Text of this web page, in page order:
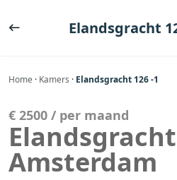
naar
Elandsgracht
Home · Kamers · Elandsgracht 126 -1
€ 2500 / per maand
Elandsgracht
Amsterdam